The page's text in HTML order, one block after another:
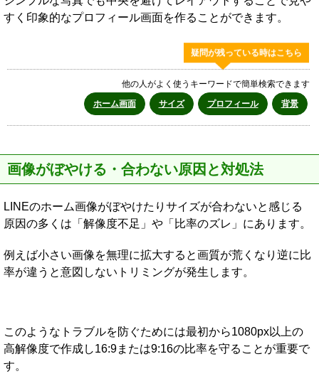
すく印象的なプロフィール画面を作ることができます。
疑問が残っている時はこちら
他の人がよく使うキーワードで簡単検索できます
ホーム画面
サイズ プロフィール 背景
画像がぼやける・合わない原因と対処法
LINEのホーム画像がぼやけたりサイズが合わないと感じる
原因の多くは「解像度不足」や「比率のズレ」にあります。
例えば小さい画像を無理に拡大すると画質が荒くなり逆に比
率が違うと意図しないトリミングが発生します。
このようなトラブルを防ぐためには最初から1080px以上の
高解像度で作成し16:9または9:16の比率を守ることが重要で
す。